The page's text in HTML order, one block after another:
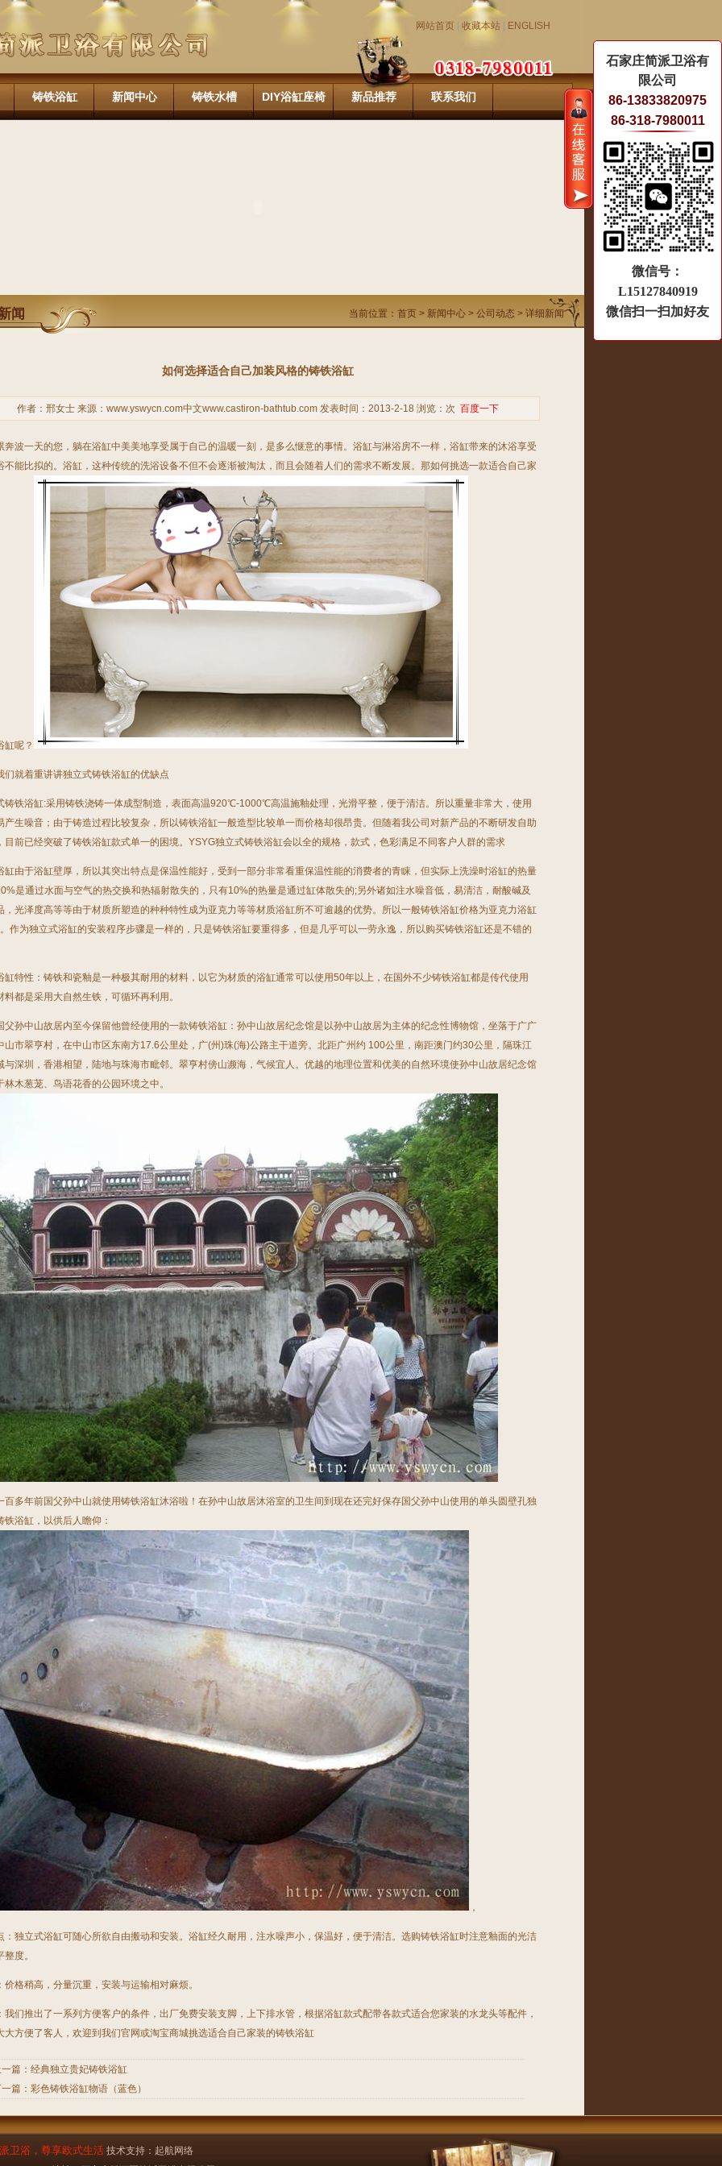
网站首页 收藏本站 ENGLISH
铸铁浴缸 新闻中心 铸铁水槽 DIY浴缸座椅 新品推荐 联系我们
闻 当前位置： 首页 > 新闻中心 > 公司动态 > 详细新闻
如何选择适合自己加装风格的铸铁浴缸
作者：邢女士 来源： www.yswycn.com中文www.castiron-bathtub.com 发表时间：2013-2-18 浏览： 次 百度一下
奔波一天的您，躺在浴缸中美美地享受属于自己的温暖一刻，是多么惬意的事情。浴缸与淋浴房不一样， 浴缸带来的沐浴享受
不能比拟的。浴缸，这种传统的洗浴设备不但不会逐渐被淘汰，而且会随着人们的需求不断发展。那如何挑选一款适合自己家
缸呢？
们就着重讲讲独立式铸铁浴缸的优缺点
铸铁浴缸:采用铸铁浇铸一体成型制造，表面高温920℃-1000℃高温施釉处理，光滑平整，便于清洁。所以重量非常大，使用
产生噪音；由于铸造过程比较复杂，所以铸铁浴缸一般造型比较单一而价格却很昂贵。但随着我公司对新产品的不断研发自助
目前已经突破了铸铁浴缸款式单一的困境。YSYG独立式铸铁浴缸会以全的规格，款式，色彩满足不同客户人群的需求
缸由于浴缸壁厚，所以其突出特点是保温性能好，受到一部分非常看重保温性能的消费者的青睐，但实际上洗澡时浴缸的热量
是通过水面与空气的热交换和热辐射散失的，只有10%的热量是通过缸体散失的;另外诸如注水噪音低，易清洁，耐酸碱及
，光泽度高等等由于材质所塑造的种种特性成为亚克力等等材质浴缸所不可逾越的优势。所以一般铸铁浴缸价格为亚克力浴缸
作为独立式浴缸的安装程序步骤是一样的，只是铸铁浴缸要重得多，但是几乎可以一劳永逸，所以购买铸铁浴缸还是不错的
缸特性：铸铁和瓷釉是一种极其耐用的材料，以它为材质的浴缸通常可以使用50年以上，在国外不少铸铁浴缸都是传代使用
料都是采用大自然生铁，可循环再利用。
父孙中山故居内至今保留他曾经使用的一款铸铁浴缸：孙中山故居纪念馆是以孙中山故居为主体的纪念性博物馆，坐落于广广
山市翠亨村，在中山市区东南方17.6公里处，广(州)珠(海)公路主干道旁。北距广州约 100公里，南距澳门约30公里，隔珠江
与深圳，香港相望，陆地与珠海市毗邻。翠亨村傍山濒海，气候宜人。优越的地理位置和优美的自然环境使孙中山故居纪念馆
林木葱茏、鸟语花香的公园环境之中。
百多年前国父孙中山就使用铸铁浴缸沐浴啦！在孙中山故居沐浴室的卫生间到现在还完好保存国父孙中山使用的单头圆壁孔独
铁浴缸，以供后人瞻仰：
，
独立式浴缸可随心所欲自由搬动和安装。浴缸经久耐用，注水噪声小，保温好，便于清洁。选购铸铁浴缸时注意釉面的光洁
度。
价格稍高，分量沉重，安装与运输相对麻烦。
我们推出了一系列方便客户的条件，出厂免费安装支脚，上下排水管，根据浴缸款式配带各款式适合您家装的水龙头等配件，
大方便了客人，欢迎到我们官网或淘宝商城挑选适合自己家装的铸铁浴缸
篇： 经典独立贵妃铸铁浴缸
篇： 彩色铸铁浴缸物语（蓝色）
卫浴，尊享欧式生活 技术支持： 起航网络
石家庄简派卫浴有
限公司
86-13833820975
86-318-7980011
微信号：
L15127840919
微信扫一扫加好友